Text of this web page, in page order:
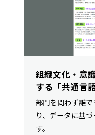
組織文化・意
する「共通言
部門を問わず誰
り、データに基
す。